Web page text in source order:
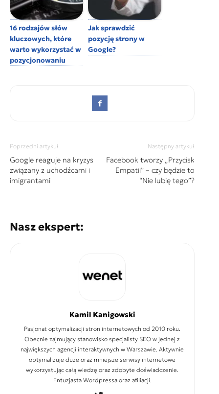
16 rodzajów słów
kluczowych, które
warto wykorzystać w
pozycjonowaniu
Jak sprawdzić
pozycję strony w
Google?
Poprzedni artykuł
Google reaguje na kryzys
związany z uchodźcami i
imigrantami
Następny artykuł
Facebook tworzy „Przycisk
Empatii” – czy będzie to
“Nie lubię tego”?
Nasz ekspert:
Kamil Kanigowski
Pasjonat optymalizacji stron internetowych od 2010 roku.
Obecnie zajmujący stanowisko specjalisty SEO w jednej z
największych agencji interaktywnych w Warszawie. Aktywnie
optymalizuje duże oraz mniejsze serwisy internetowe
wykorzystując całą wiedzę oraz zdobyte doświadczenie.
Entuzjasta Wordpressa oraz afiliacji.